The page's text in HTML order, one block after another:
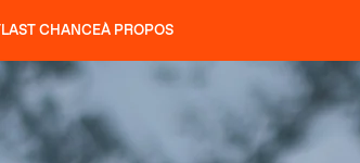
SLAP 112
SLAP 92 UBAC 102
LAST CHANCEÀ PROPOS